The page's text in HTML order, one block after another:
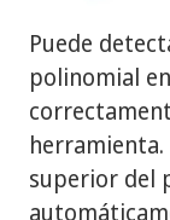
Puede
polinomial
superior del